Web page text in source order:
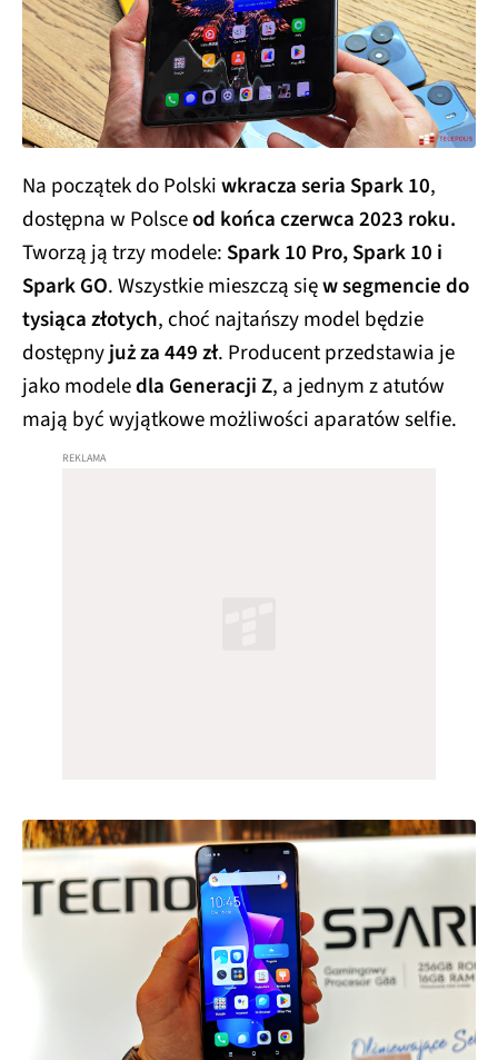
Na początek do Polskiwkracza seria Spark 10,
dostępna w Polsceod końca czerwca 2023 roku.
Tworzą ją trzy modele: Spark 10 Pro, Spark 10 i
Spark GO. Wszystkie mieszczą sięw segmencie do
tysiąca złotych, choć najtańszy model będzie
dostępnyjuż za 449 zł. Producent przedstawia je
jako modeledla Generacji Z, a jednym z atutów
mają być wyjątkowe możliwości aparatów selfie.